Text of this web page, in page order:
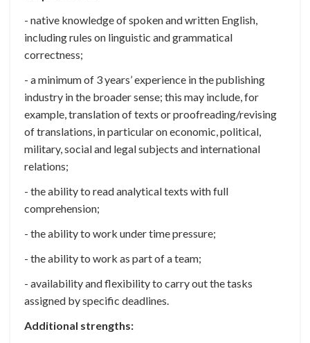
- native knowledge of spoken and written English,
including rules on linguistic and grammatical
correctness;
- a minimum of 3 years’ experience in the publishing
industry in the broader sense; this may include, for
example, translation of texts or proofreading/revising
of translations, in particular on economic, political,
military, social and legal subjects and international
relations;
- the ability to read analytical texts with full
comprehension;
- the ability to work under time pressure;
- the ability to work as part of a team;
- availability and flexibility to carry out the tasks
assigned by specific deadlines.
Additional strengths: